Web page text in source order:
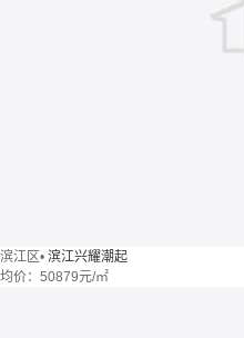
滨江区• 滨江兴耀潮起
均价： 50879元/㎡